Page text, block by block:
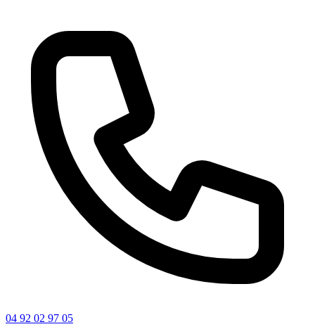
04 92 02 97 05